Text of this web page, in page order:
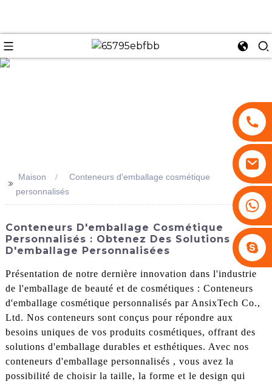
+86 13530645990
Stephenhuang2010
>>
Maison
Conteneurs d'emballage cosmétique
personnalisés
Conteneurs D'emballage Cosmétique
Personnalisés : Obtenez Des Solutions
D'emballage Personnalisées
Présentation de notre dernière innovation dans l'industrie
de l'emballage de beauté et de cosmétiques : Conteneurs
d'emballage cosmétique personnalisés par AnsixTech Co.,
Ltd. Nos conteneurs sont conçus pour répondre aux
besoins uniques de vos produits cosmétiques, offrant des
solutions d'emballage durables et esthétiques. Avec nos
conteneurs d'emballage personnalisés , vous avez la
possibilité de choisir la taille, la forme et le design qui